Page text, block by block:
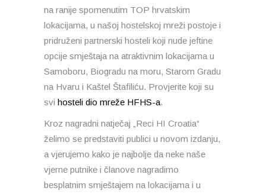
na ranije spomenutim TOP hrvatskim
lokacijama, u našoj hostelskoj mreži postoje i
pridruženi partnerski hosteli koji nude jeftine
opcije smještaja na atraktivnim lokacijama u
Samoboru, Biogradu na moru, Starom Gradu
na Hvaru i Kaštel Štafiliću. Provjerite koji su
svi hosteli dio mreže HFHS-a.
Kroz nagradni natječaj „Reci HI Croatia“
želimo se predstaviti publici u novom izdanju,
a vjerujemo kako je najbolje da neke naše
vjerne putnike i članove nagradimo
besplatnim smještajem na lokacijama i u